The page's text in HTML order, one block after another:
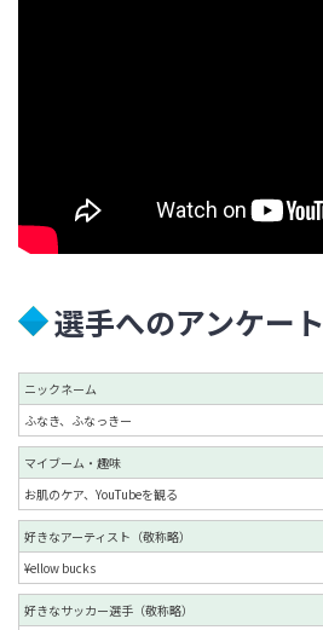
選手へのアンケート
ニックネーム
ふなき、ふなっきー
マイブーム・趣味
お肌のケア、YouTubeを観る
好きなアーティスト（敬称略）
¥ellow bucks
好きなサッカー選手（敬称略）